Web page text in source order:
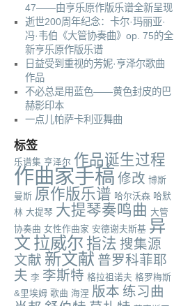
47——由亨乐原作版乐谱全新呈现
逝世200周年纪念：卡尔·玛丽亚·
冯·韦伯《大管协奏曲》op. 75的全
新亨乐原作版乐谱
日益受到重视的芳妮·亨泽尔歌曲
作品
不必总是用蓝色——黄色封皮的巴
赫影印本
一点儿帕萨卡利亚舞曲
标签
乐谱集 亨泽尔 作品诞生过程
作曲家手稿 修改 博斯
曼斯 原作版乐谱 哈尔沃森 哈默
林 大提琴 大提琴奏鸣曲 大管
协奏曲 女性作曲家 安德谢夫斯基 异
文 拉威尔 指法 搜集源
文献 新文献 普罗科菲耶
夫 李 李斯特 格拉祖诺夫 格罗梅斯
&里埃姆 歌曲 海涅 版本 练习曲